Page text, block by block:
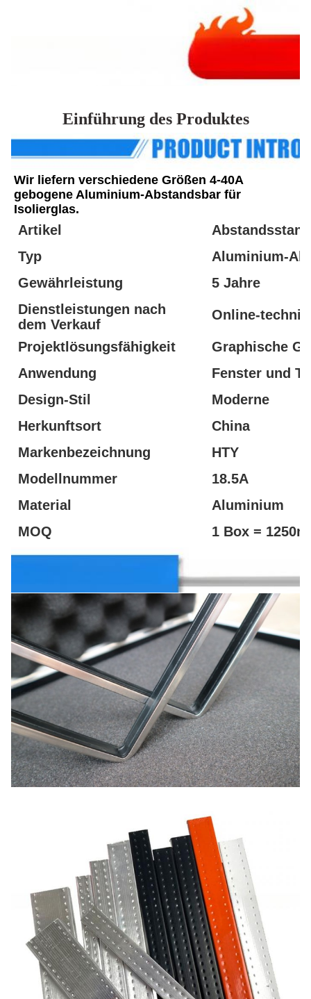
Einführung des Produktes
Wir liefern verschiedene Größen 4-40A
gebogene Aluminium-Abstandsbar für
Isolierglas.
Artikel
Typ
Aluminium-
Gewährleistung
5 Jahre
Dienstleistungen nach
dem Verkauf
Online-
Projektlösungsfähigkeit
Graphische
Anwendung
Fenster und
Design-Stil
Moderne
Herkunftsort
China
Markenbezeichnung
HTY
Modellnummer
18.5A
Material
Aluminium
MOQ
1 Box = 1250m